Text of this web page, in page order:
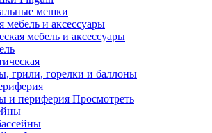
мешки
мебель и аксессуары
мебель и аксессуары
грили, горелки и баллоны
и периферия Просмотреть